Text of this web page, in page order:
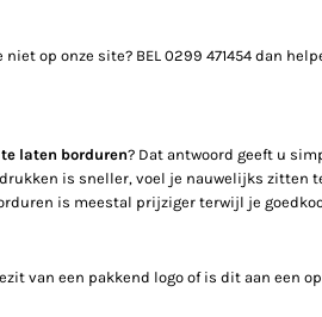
op onze site? BEL 0299 471454 dan
laten borduren? Dat antwoord geeft u
is sneller, voel je nauwelijks
is meestal prijziger terwijl je
van een pakkend logo of is dit aan een